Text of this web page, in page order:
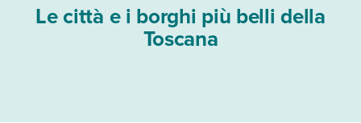
Le città e i borghi più belli della
Toscana